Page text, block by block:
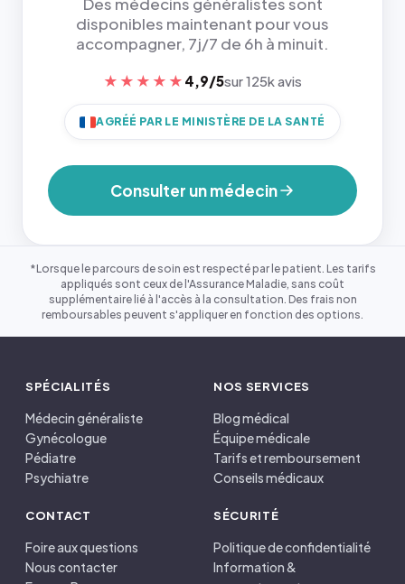
disponibles maintenant pour vous
accompagner, 7j/7 de 6h à minuit.
★★★★★ 4,9/5sur 125k avis
AGRÉÉ PAR LE MINISTÈRE DE LA SANTÉ
Consulter un médecin
*Lorsque le parcours de soin est respecté par le patient. Les tarifs
appliqués sont ceux de l'Assurance Maladie, sans coût
supplémentaire lié à l'accès à la consultation. Des frais non
remboursables peuvent s'appliquer en fonction des options.
SPÉCIALITÉS
Médecin généraliste
Gynécologue
Pédiatre
Psychiatre
NOS SERVICES
Blog médical
Équipe médicale
Tarifs et remboursement
Conseils médicaux
CONTACT
Foire aux questions
Nous contacter
SÉCURITÉ
Politique de confidentialité
Information &